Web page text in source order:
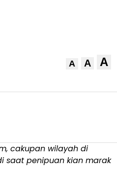
A A A
cakupan wilayah di
saat penipuan kian marak